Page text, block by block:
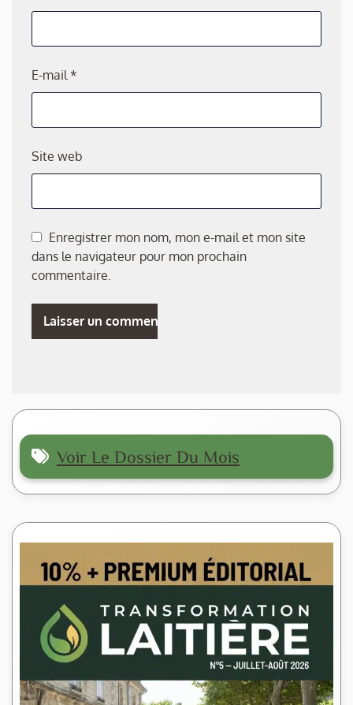
E-mail *
Site web
Enregistrer mon nom, mon e-mail et mon site
dans le navigateur pour mon prochain
commentaire.
Voir Le Dossier Du Mois